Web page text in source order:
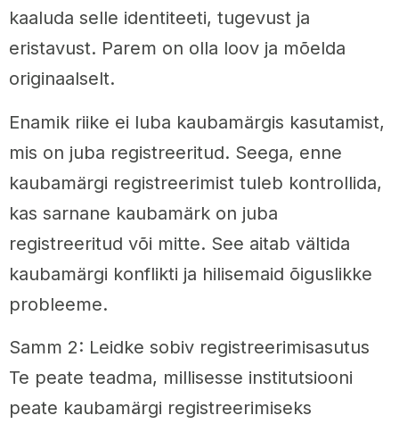
kaaluda selle identiteeti, tugevust ja
eristavust. Parem on olla loov ja mõelda
originaalselt.
Enamik riike ei luba kaubamärgis kasutamist,
mis on juba registreeritud. Seega, enne
kaubamärgi registreerimist tuleb kontrollida,
kas sarnane kaubamärk on juba
registreeritud või mitte. See aitab vältida
kaubamärgi konflikti ja hilisemaid õiguslikke
probleeme.
Samm 2: Leidke sobiv registreerimisasutus
Te peate teadma, millisesse institutsiooni
peate kaubamärgi registreerimiseks